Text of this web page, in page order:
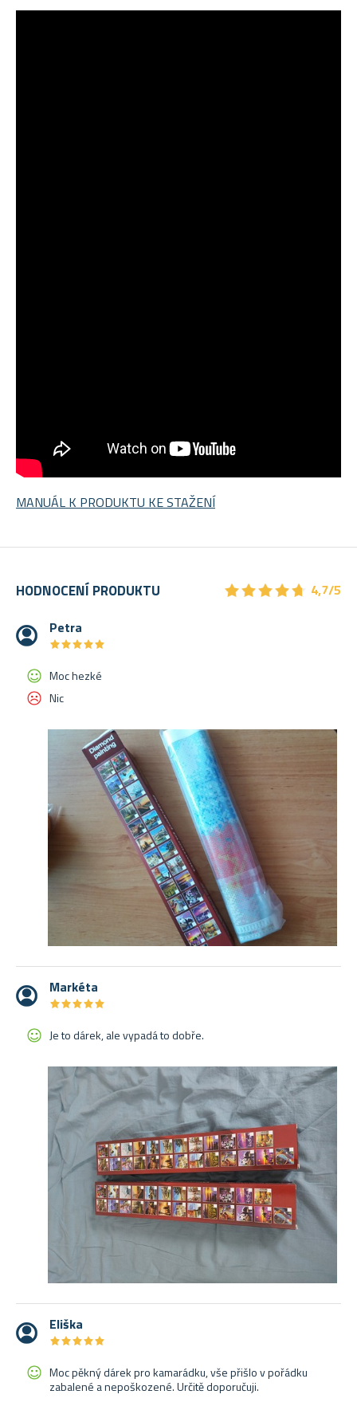
MANUÁL K PRODUKTU KE STAŽENÍ
HODNOCENÍ PRODUKTU ★★★★★
★★★★★ 4,7/5
Petra
★★★★★
★★★★★
Moc hezké
Nic
Markéta
★★★★★
★★★★★
Je to dárek, ale vypadá to dobře.
Eliška
★★★★★
★★★★★
Moc pěkný dárek pro kamarádku, vše přišlo v pořádku
zabalené a nepoškozené. Určitě doporučuji.